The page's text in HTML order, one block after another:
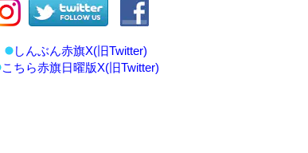
しんぶん赤旗X(旧Twitter)
こちら赤旗日曜版X(旧Twitter)